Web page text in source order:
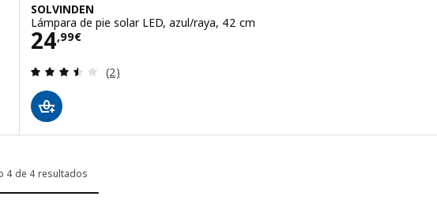
SOLVINDEN
Lámpara de pie solar LED, azul/raya, 42 cm
24,99€
Precio 24,99€
Revisa: 3.5 de 5 estrellas. Total opiniones:
(2)
4 de 4 resultados